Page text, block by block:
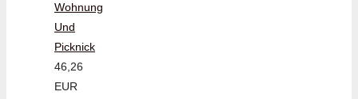
Wohnung
Und
Picknick
46,26
EUR